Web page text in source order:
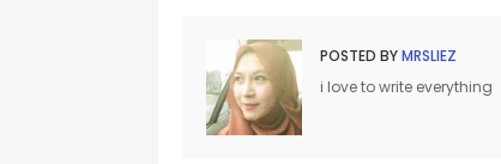
POSTED BYMRSLIEZ
i love to write everything